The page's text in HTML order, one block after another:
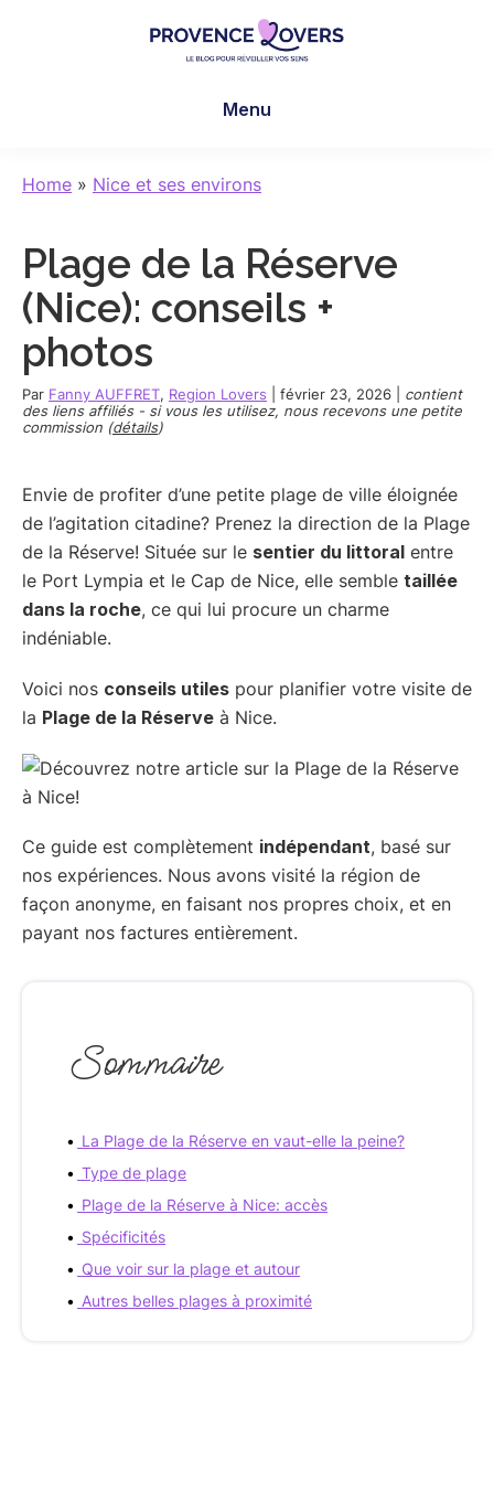
sens
-
blog
de
et
Manu
Menu
Home » Nice et ses environs
Plage de la Réserve
(Nice): conseils +
photos
Par Fanny AUFFRET, Region Lovers février 23, 2026
contient
des liens affiliés - si vous les utilisez, nous recevons une petite
commission (détails)
Envie de profiter d’une petite plage de ville éloignée
de l’agitation citadine? Prenez la direction de la Plage
de la Réserve! Située sur le sentier du littoral entre
le Port Lympia et le Cap de Nice, elle semble taillée
dans la roche, ce qui lui procure un charme
indéniable.
Voici nos conseils utiles pour planifier votre visite de
la Plage de la Réserve à Nice.
Ce guide est complètement indépendant, basé sur
nos expériences. Nous avons visité la région de
façon anonyme, en faisant nos propres choix, et en
payant nos factures entièrement.
Sommaire
La Plage de la Réserve en vaut-elle la peine?
Type de plage
Plage de la Réserve à Nice: accès
Spécificités
Que voir sur la plage et autour
Autres belles plages à proximité